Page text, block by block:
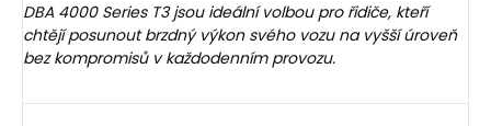
DBA 4000 Series T3 jsou ideální volbou pro řidiče, kteří
chtějí posunout brzdný výkon svého vozu na vyšší úroveň
bez kompromisů v každodenním provozu.